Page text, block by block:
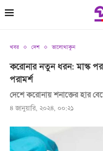
খবর দেশ ভালোথাকুন
করোনার নতুন ধরন: মাস্ক
পরামর্শ
দেশে করোনায় শনাক্তের হার
৪ জানুয়ারি, ২০২৪, ০০:২১